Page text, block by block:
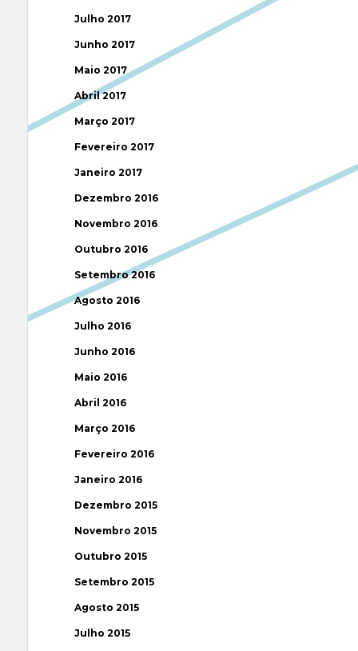
Julho 2017
Junho 2017
Maio 2017
Abril 2017
Março 2017
Fevereiro 2017
Janeiro 2017
Dezembro 2016
Novembro 2016
Outubro 2016
Setembro 2016
Agosto 2016
Julho 2016
Junho 2016
Maio 2016
Abril 2016
Março 2016
Fevereiro 2016
Janeiro 2016
Dezembro 2015
Novembro 2015
Outubro 2015
Setembro 2015
Agosto 2015
Julho 2015